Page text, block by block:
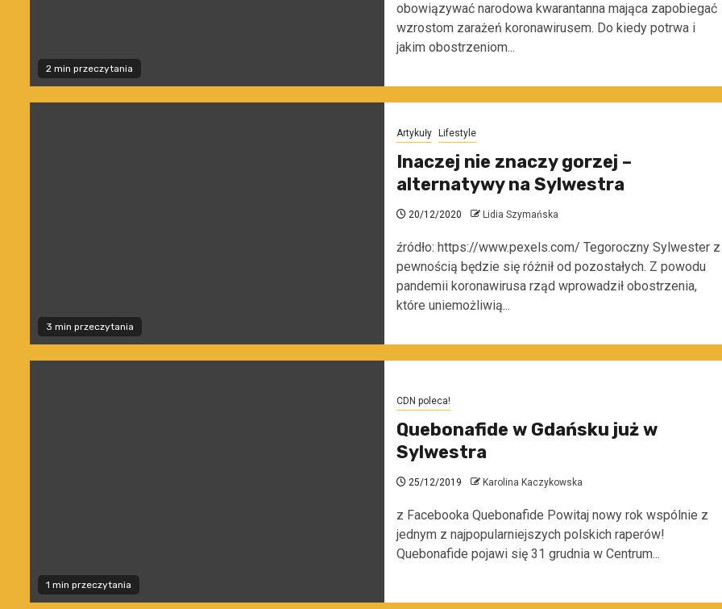
2 min przeczytania
obowiązywać narodowa kwarantanna mająca zapobiegać
wzrostom zarażeń koronawirusem. Do kiedy potrwa i
jakim obostrzeniom...
3 min przeczytania
Artykuły Lifestyle
Inaczej nie znaczy gorzej –
alternatywy na Sylwestra
20/12/2020 Lidia Szymańska
źródło: https://www.pexels.com/ Tegoroczny Sylwester z
pewnością będzie się różnił od pozostałych. Z powodu
pandemii koronawirusa rząd wprowadził obostrzenia,
które uniemożliwią...
1 min przeczytania
CDN poleca!
Quebonafide w Gdańsku już w
Sylwestra
25/12/2019 Karolina Kaczykowska
z Facebooka Quebonafide Powitaj nowy rok wspólnie z
jednym z najpopularniejszych polskich raperów!
Quebonafide pojawi się 31 grudnia w Centrum...